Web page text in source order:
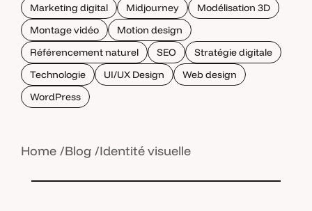
Marketing digital
Midjourney
Modélisation 3D
Montage vidéo
Motion design
Référencement naturel
SEO
Stratégie digitale
Technologie
UI/UX Design
Web design
WordPress
Home Blog Identité visuelle